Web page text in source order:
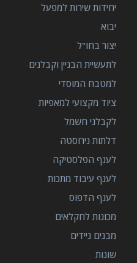
יחידות שירות למפעל
יבוא
יצור בחו"ל
לתעשיית הבניין וקבלנים
למטבח המוסדי
ציוד מקצועי למאפיות
לקבלני חשמל
דלתות נירוסטה
לענף הפלסטיקה
לענף עיבוד מתכות
לענף הדפוס
מכונות לחקלאים
מבנים ניידים
שונות